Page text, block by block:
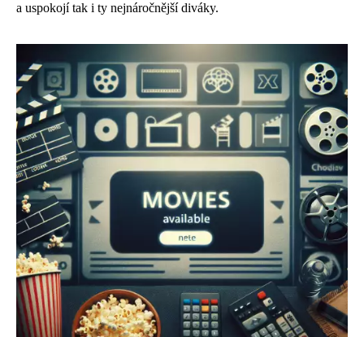
a uspokojí tak i ty nejnáročnější diváky.